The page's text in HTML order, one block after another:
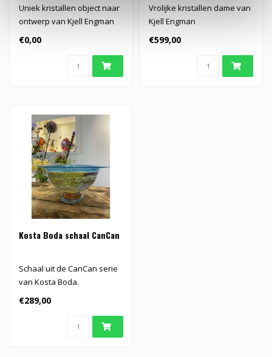
Uniek kristallen object naar
ontwerp van Kjell Engman
€0,00
Vrolijke kristallen dame van
Kjell Engman
€599,00
Kosta Boda schaal CanCan
Schaal uit de CanCan serie
van Kosta Boda.
€289,00